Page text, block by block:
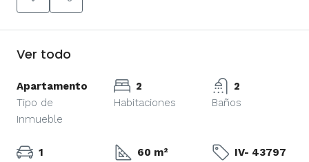
Ver todo
Apartamento
Tipo de
Inmueble
2
Habitaciones
2
Baños
1
60 m²
IV- 43797